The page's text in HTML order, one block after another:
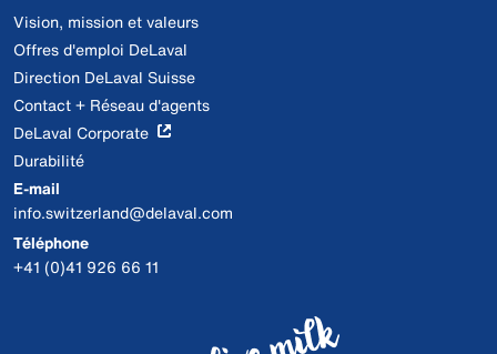
Vision, mission et valeurs
Offres d'emploi DeLaval
Direction DeLaval Suisse
Contact + Réseau d'agents
DeLaval Corporate
Durabilité
E-mail
info.switzerland@delaval.com
Téléphone
+41 (0)41 926 66 11